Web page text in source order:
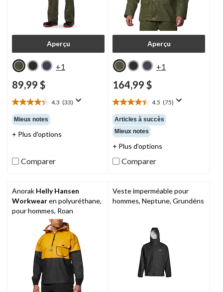
Aperçu
+1
89,99 $
4.3 (33)
4.3
étoile(s)
sur
5.
Mieux notes
+ Plus d'options
Comparer
Aperçu
+1
164,99 $
4.5 (75)
4.5
étoile(s)
sur
5.
75
Articles à succès
Mieux notes
+ Plus d'options
Comparer
Anorak Helly Hansen
Workwearen polyuréthane,
pour hommes, Roan
Veste imperméable pour
hommes, Neptune, Grundéns